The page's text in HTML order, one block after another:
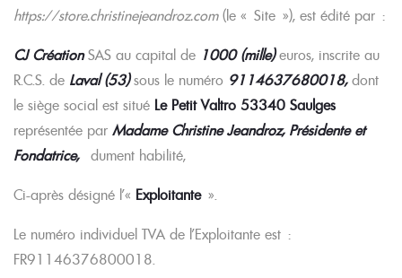
to
https://store.christinejeandroz.com(le « Site »), est édité par :
CJ CréationSAS au capital de 1000 (mille)euros, inscrite au
R.C.S. de Laval (53)sous le numéro 9114637680018,dont
le siège social est situé Le Petit Valtro 53340 Saulges
représentée par Madame Christine Jeandroz, Présidente et
Fondatrice, dument habilité,
Ci-après désigné l’« Exploitante».
Le numéro individuel TVA de l’Exploitante est :
FR91146376800018.